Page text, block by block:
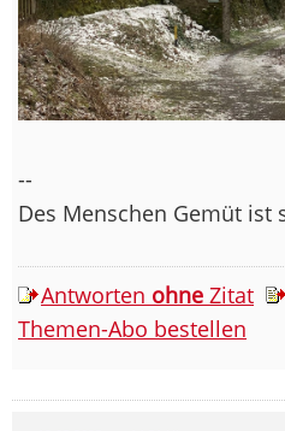
--
Des Menschen Gemüt ist
Antworten ohne Zitat
Themen-Abo bestellen